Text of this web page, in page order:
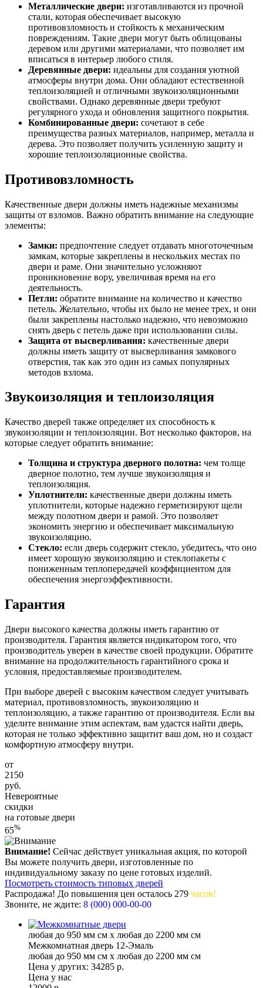
Металлические двери: изготавливаются из прочной
стали, которая обеспечивает высокую
противовзломность и стойкость к механическим
повреждениям. Такие двери могут быть облицованы
деревом или другими материалами, что позволяет им
вписаться в интерьер любого стиля.
Деревянные двери: идеальны для создания уютной
атмосферы внутри дома. Они обладают естественной
теплоизоляцией и отличными звукоизоляционными
свойствами. Однако деревянные двери требуют
регулярного ухода и обновления защитного покрытия.
Комбинированные двери: сочетают в себе
преимущества разных материалов, например, металла и
дерева. Это позволяет получить усиленную защиту и
хорошие теплоизоляционные свойства.
Противовзломность
Качественные двери должны иметь надежные механизмы
защиты от взломов. Важно обратить внимание на следующие
элементы:
Замки: предпочтение следует отдавать многоточечным
замкам, которые закреплены в нескольких местах по
двери и раме. Они значительно усложняют
проникновение вору, увеличивая время на его
деятельность.
Петли: обратите внимание на количество и качество
петель. Желательно, чтобы их было не менее трех, и они
были закреплены настолько надежно, что невозможно
снять дверь с петель даже при использовании силы.
Защита от высверливания: качественные двери
должны иметь защиту от высверливания замкового
отверстия, так как это один из самых популярных
методов взлома.
Звукоизоляция и теплоизоляция
Качество дверей также определяет их способность к
звукоизоляции и теплоизоляции. Вот несколько факторов, на
которые следует обратить внимание:
Толщина и структура дверного полотна: чем толще
дверное полотно, тем лучше звукоизоляция и
теплоизоляция.
Уплотнители: качественные двери должны иметь
уплотнители, которые надежно герметизируют щели
между полотном двери и рамой. Это позволяет
экономить энергию и обеспечивает максимальную
звукоизоляцию.
Стекло: если дверь содержит стекло, убедитесь, что оно
имеет хорошую звукоизоляцию и стеклопакеты с
пониженным теплопередачей коэффициентом для
обеспечения энергоэффективности.
Гарантия
Двери высокого качества должны иметь гарантию от
производителя. Гарантия является индикатором того, что
производитель уверен в качестве своей продукции. Обратите
внимание на продолжительность гарантийного срока и
условия, предоставляемые производителем.
При выборе дверей с высоким качеством следует учитывать
материал, противовзломность, звукоизоляцию и
теплоизоляцию, а также гарантию от производителя. Если вы
уделите внимание этим аспектам, вам удастся найти дверь,
которая не только эффективно защитит ваш дом, но и создаст
комфортную атмосферу внутри.
от
2150
руб.
Невероятные
скидки
на готовые двери
65%
Внимание! Сейчас действует уникальная акция, по которой
Вы можете получить двери, изготовленные по
индивидуальному заказу по цене готовых изделий.
Посмотреть стоимость типовых дверей
Распродажа! До повышения цен осталось 279 часов!
Звоните, не ждите: 8 (000) 000-00-00
любая до 950 мм см x любая до 2200 мм см
Межкомнатная дверь 12-Эмаль
любая до 950 мм см x любая до 2200 мм см
Цена у других: 34285 р.
Цена у нас